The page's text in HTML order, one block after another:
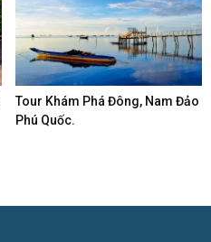
Tour Khám Phá Đông, Nam Đảo
Phú Quốc.